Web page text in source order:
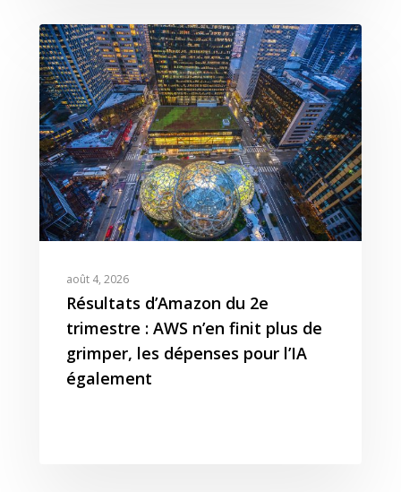
août 4, 2026
Résultats d’Amazon du 2e
trimestre : AWS n’en finit plus de
grimper, les dépenses pour l’IA
également